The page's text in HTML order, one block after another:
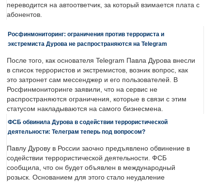
переводится на автоответчик, за который взимается плата с
абонентов.
Росфинмониторинг: ограничения против террориста и
экстремиста Дурова не распространяются на Telegram
После того, как основателя Telegram Павла Дурова внесли
в список террористов и экстремистов, возник вопрос, как
это затронет сам мессенджер и его пользователей. В
Росфинмониторинге заявили, что на сервис не
распространяются ограничения, которые в связи с этим
статусом накладываются на самого бизнесмена.
ФСБ обвинила Дурова в содействии террористической
деятельности: Телеграм теперь под вопросом?
Павлу Дурову в России заочно предъявлено обвинение в
содействии террористической деятельности. ФСБ
сообщила, что он будет объявлен в международный
розыск. Основанием для этого стало неудаление